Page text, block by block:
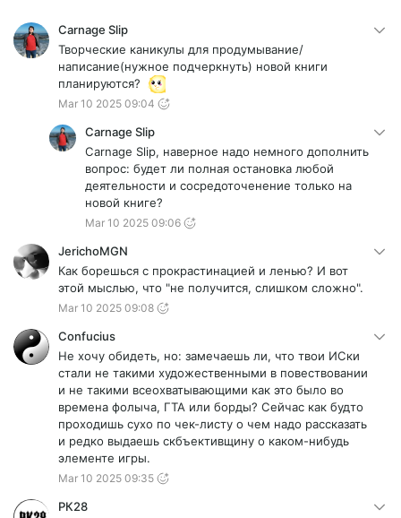
Carnage Slip
Творческие каникулы для продумывание/
написание(нужное подчеркнуть) новой книги
планируются?
Mar 10 2025 09:04
Carnage Slip
Carnage Slip, наверное надо немного дополнить
вопрос: будет ли полная остановка любой
деятельности и сосредоточенение только на
новой книге?
Mar 10 2025 09:06
JerichoMGN
Как борешься с прокрастинацией и ленью? И вот
этой мыслью, что "не получится, слишком сложно".
Mar 10 2025 09:08
Confucius
Не хочу обидеть, но: замечаешь ли, что твои ИСки
стали не такими художественными в повествовании
и не такими всеохватывающими как это было во
времена фолыча, ГТА или борды? Сейчас как будто
проходишь сухо по чек-листу о чем надо рассказать
и редко выдаешь скбъективщину о каком-нибудь
элементе игры.
Mar 10 2025 09:35
РК28